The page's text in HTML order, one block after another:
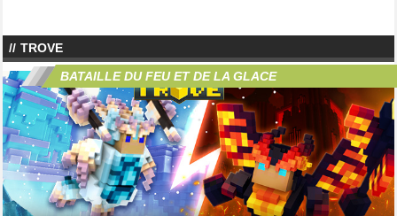
TROVE
BATAILLE DU FEU ET DE LA GLACE